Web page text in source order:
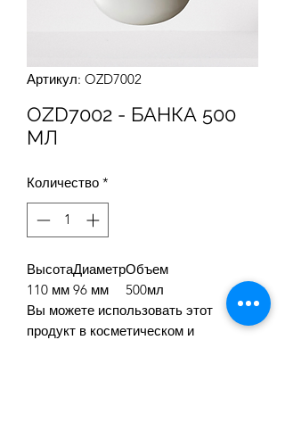
Артикул: OZD7002
OZD7002 - БАНКА 500
МЛ
Количество *
ВысотаДиаметрОбъем
110 мм 96 мм
500мл
Вы можете использовать этот
продукт в косметическом и